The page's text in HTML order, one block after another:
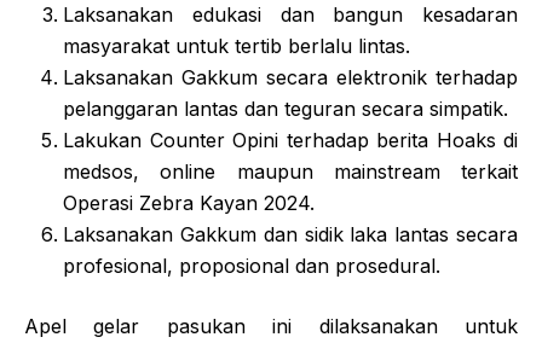
Laksanakan edukasi dan bangun kesadaran
masyarakat untuk tertib berlalu lintas.
Laksanakan Gakkum secara elektronik terhadap
pelanggaran lantas dan teguran secara simpatik.
Lakukan Counter Opini terhadap berita Hoaks di
medsos, online maupun mainstream terkait
Operasi Zebra Kayan 2024.
Laksanakan Gakkum dan sidik laka lantas secara
profesional, proposional dan prosedural.
Apel gelar pasukan ini dilaksanakan untuk